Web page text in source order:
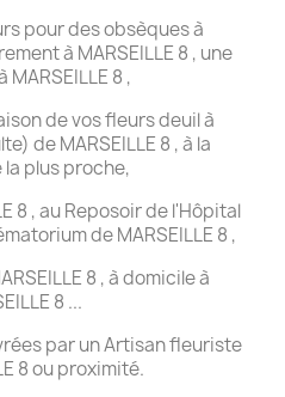
pour des obsèques à
à MARSEILLE 8 , une
8 ,
de vos fleurs deuil à
de MARSEILLE 8 , à la
plus proche,
8 , au Reposoir de l'Hôpital
de MARSEILLE 8 ,
8 , à domicile à
8 ...
par un Artisan fleuriste
8 ou proximité.